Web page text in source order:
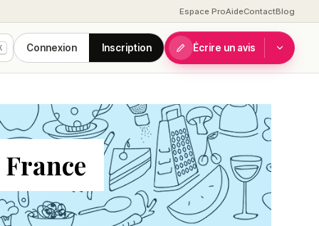
Espace ProAideContactBlog
Connexion Inscription Écrire un avis